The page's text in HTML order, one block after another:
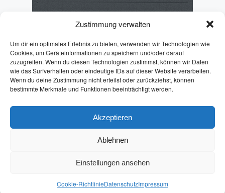
Zustimmung verwalten
Um dir ein optimales Erlebnis zu bieten, verwenden wir Technologien wie
Cookies, um Geräteinformationen zu speichern und/oder darauf
zuzugreifen. Wenn du diesen Technologien zustimmst, können wir Daten
wie das Surfverhalten oder eindeutige IDs auf dieser Website verarbeiten.
Wenn du deine Zustimmung nicht erteilst oder zurückziehst, können
bestimmte Merkmale und Funktionen beeinträchtigt werden.
Akzeptieren
Ablehnen
Einstellungen ansehen
Cookie-RichtlinieDatenschutzImpressum
LoRa8 kit – Upgrade auf Version 7
EmilzuToshiba Satellite A300 A305 BIOS
Passwort zurücksetzten
Puff LotharzuToshiba Satellite A300 A305
Batch: Format von %date%
Toshiba Satellite A300 A305 BIOS
Max Magazine Theme was created by